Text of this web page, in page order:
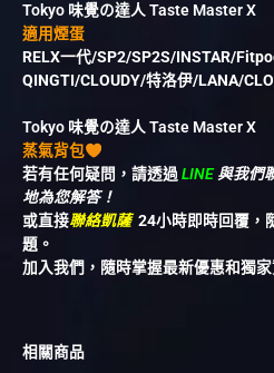
Tokyo 味覺の達人 Taste Master X
適用煙蛋
RELX一代/SP2/SP2S/INSTAR/
QINGTI/CLOUDY/特洛伊/LANA/
Tokyo 味覺の達人 Taste Master X
蒸氣背包
若有任何疑問，請透過 LINE與我們
地為您解答！
或直接聯絡凱薩 24小時即時回覆，
題。
加入我們，隨時掌握最新優惠和獨家
相關商品